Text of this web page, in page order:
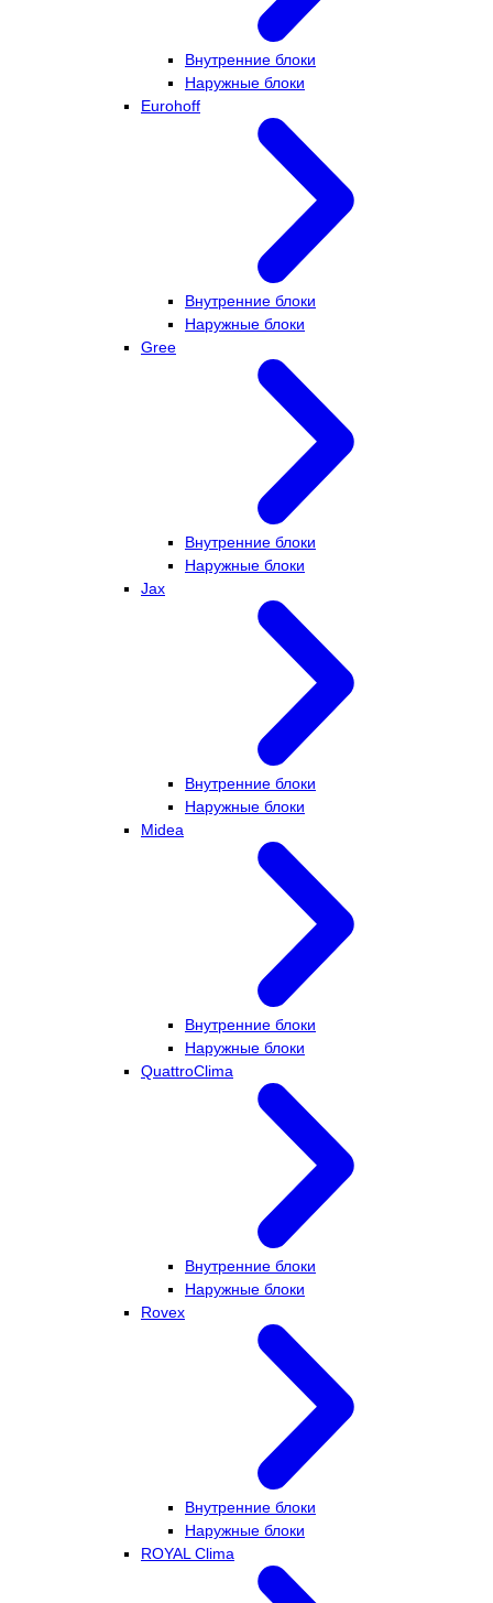
Внутренние блоки
Наружные блоки
Eurohoff
Внутренние блоки
Наружные блоки
Gree
Внутренние блоки
Наружные блоки
Jax
Внутренние блоки
Наружные блоки
Midea
Внутренние блоки
Наружные блоки
QuattroClima
Внутренние блоки
Наружные блоки
Rovex
Внутренние блоки
Наружные блоки
ROYAL Clima